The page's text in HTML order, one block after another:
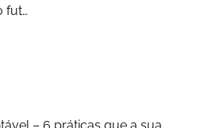
fut…